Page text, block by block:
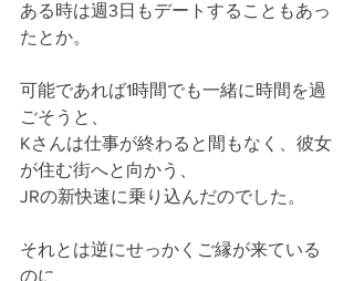
ある時は週3日もデートすることもあっ
たとか。
可能であれば1時間でも一緒に時間を過
ごそうと、
Kさんは仕事が終わると間もなく、彼女
が住む街へと向かう、
JRの新快速に乗り込んだのでした。
それとは逆にせっかくご縁が来ている
のに、